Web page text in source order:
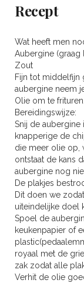
Recept
Wat heeft men
Aubergine (graag
Zout
Fijn tot middelfijn
aubergine neem
Olie om te frituren.
Bereidingswijze:
Snij de
knapperige de
die meer olie op,
ontstaat de kans
aubergine nog
De plakjes
Dit doen we
uiteindelijke doel
Spoel de
keukenpapier of
royaal met de
zak zodat alle
Verhit de olie